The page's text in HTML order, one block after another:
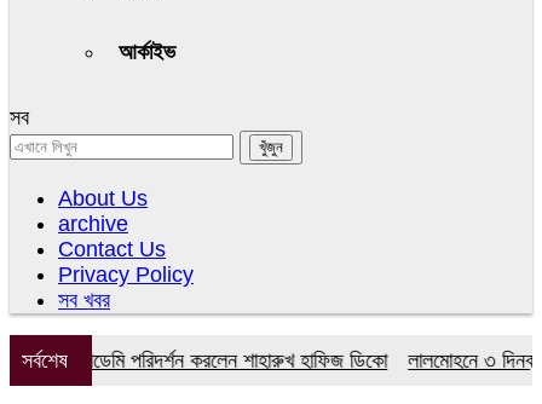
আর্কাইভ
সব
About Us
archive
Contact Us
Privacy Policy
সব খবর
সর্বশেষ
একাডেমি পরিদর্শন করলেন শাহারুখ হাফিজ ডিকো লালমোহনে ৩ দিনব্যাপী